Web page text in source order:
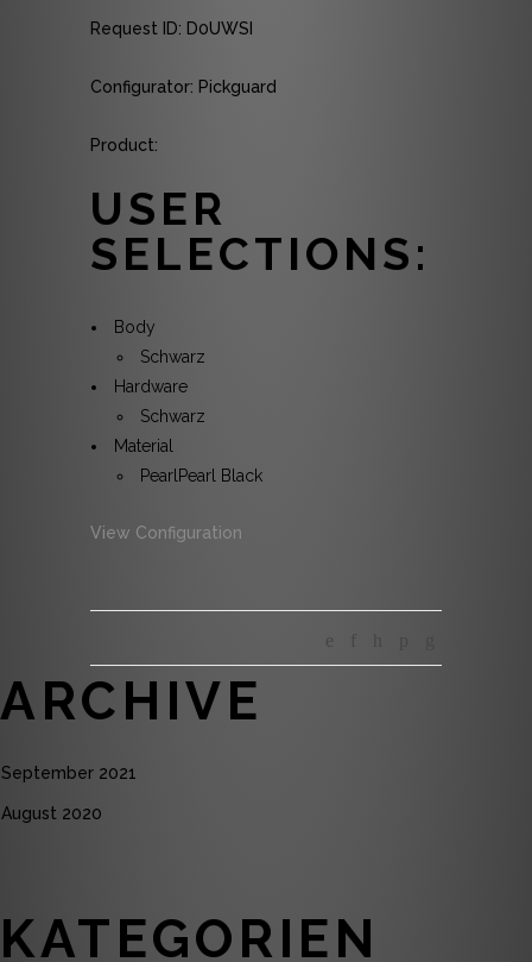
Request ID: D0UWSI
Configurator: Pickguard
Product:
USER
SELECTIONS:
Body
Schwarz
Hardware
Schwarz
Material
Pearl Pearl Black
View Configuration
ARCHIVE
September 2021
August 2020
KATEGORIEN